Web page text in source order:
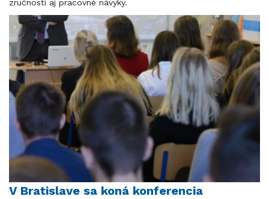
zručnosti aj pracovné návyky.
V Bratislave sa koná konferencia